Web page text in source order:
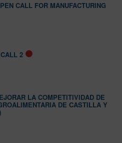
CALL FOR MANUFACTURING
2
LA COMPETITIVIDAD DE
DE CASTILLA Y